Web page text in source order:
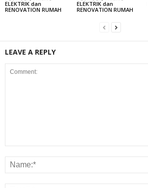
ELEKTRIK dan
RENOVATION RUMAH
ELEKTRIK dan
RENOVATION RUMAH
LEAVE A REPLY